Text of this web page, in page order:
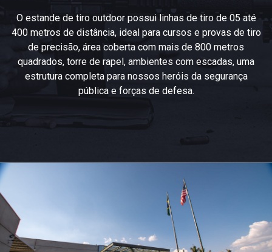
O estande de tiro outdoor possui linhas de tiro de 05 até
400 metros de distância, ideal para cursos e provas de tiro
de precisão, área coberta com mais de 800 metros
quadrados, torre de rapel, ambientes com escadas, uma
estrutura completa para nossos heróis da segurança
pública e forças de defesa.